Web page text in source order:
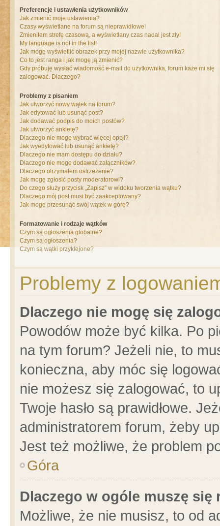
Preferencje i ustawienia użytkowników
Jak zmienić moje ustawienia?
Czasy wyświetlane na forum są nieprawidłowe!
Zmieniłem strefę czasową, a wyświetlany czas nadal jest zły!
My language is not in the list!
Jak mogę wyświetlić obrazek przy mojej nazwie użytkownika?
Co to jest ranga i jak mogę ją zmienić?
Gdy próbuję wysłać wiadomość e-mail do użytkownika, forum każe mi się
zalogować. Dlaczego?
Problemy z pisaniem
Jak utworzyć nowy wątek na forum?
Jak edytować lub usunąć post?
Jak dodawać podpis do moich postów?
Jak utworzyć ankietę?
Dlaczego nie mogę wybrać więcej opcji?
Jak wyedytować lub usunąć ankietę?
Dlaczego nie mam dostępu do działu?
Dlaczego nie mogę dodawać załączników?
Dlaczego otrzymałem ostrzeżenie?
Jak mogę zgłosić posty moderatorowi?
Do czego służy przycisk „Zapisz” w widoku tworzenia wątku?
Dlaczego mój post musi być zaakceptowany?
Jak mogę przesunąć swój wątek w górę?
Formatowanie i rodzaje wątków
Czym są ogłoszenia globalne?
Czym są ogłoszenia?
Czym są wątki przyklejone?
Problemy z
Dlaczego nie mogę się
Powodów może być kilka. Po
na tym forum? Jeżeli nie, to
konieczna, aby móc się
nie możesz się zalogować, to
Twoje hasło są prawidłowe.
administratorem forum, żeby
Jest też możliwe, że problem
Góra
Dlaczego w ogóle muszę się
Możliwe, że nie musisz, to od